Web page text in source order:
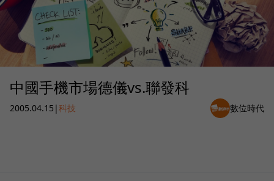
中國手機市場德儀vs.聯發科
2005.04.15 |科技 數位時代